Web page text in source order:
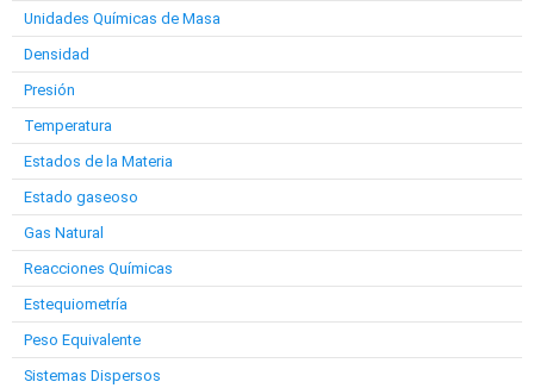
Unidades Químicas de Masa
Densidad
Presión
Temperatura
Estados de la Materia
Estado gaseoso
Gas Natural
Reacciones Químicas
Estequiometría
Peso Equivalente
Sistemas Dispersos